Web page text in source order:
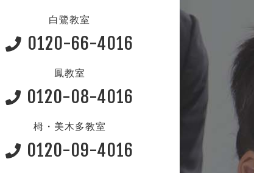
白鷺教室
0120-66-4016
鳳教室
0120-08-4016
栂・美木多教室
0120-09-4016